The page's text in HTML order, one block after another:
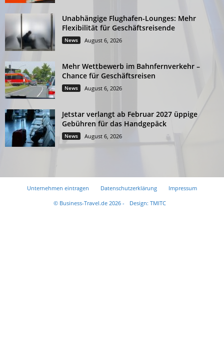
Unabhängige Flughafen-Lounges: Mehr
Flexibilität für Geschäftsreisende
News August 6, 2026
Mehr Wettbewerb im Bahnfernverkehr –
Chance für Geschäftsreisen
News August 6, 2026
Jetstar verlangt ab Februar 2027 üppige
Gebühren für das Handgepäck
News August 6, 2026
Unternehmen eintragen Datenschutzerklärung
Impressum
© Business-Travel.de 2026 -
Design: TMITC